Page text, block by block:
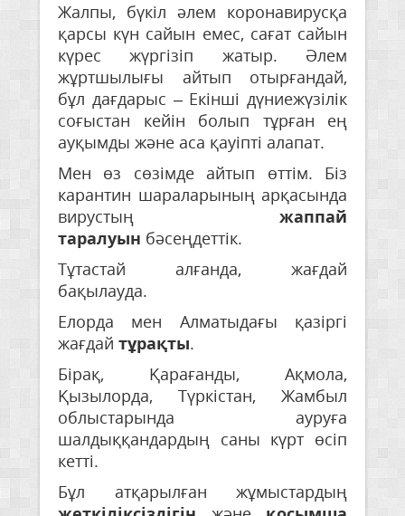
Жалпы, бүкіл әлем коронавирусқа
қарсы күн сайын емес, сағат сайын
күрес жүргізіп жатыр. Әлем
жұртшылығы айтып отырғандай,
бұл дағдарыс – Екінші дүниежүзілік
соғыстан кейін болып тұрған ең
ауқымды және аса қауіпті алапат.
Мен өз сөзімде айтып өттім. Біз
карантин шараларының арқасында
вирустың жаппай
таралуын бәсеңдеттік.
Тұтастай алғанда, жағдай
бақылауда.
Елорда мен Алматыдағы қазіргі
жағдай тұрақты.
Бірақ, Қарағанды, Ақмола,
Қызылорда, Түркістан, Жамбыл
облыстарында ауруға
шалдыққандардың саны күрт өсіп
кетті.
Бұл атқарылған жұмыстардың